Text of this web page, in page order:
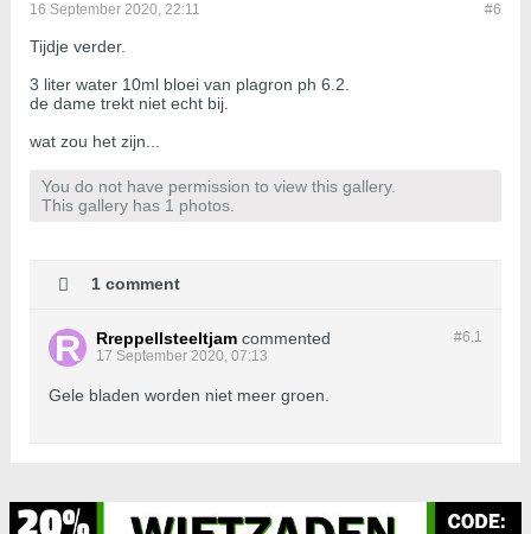
#6
16 September 2020, 22:11
Tijdje verder.
3 liter water 10ml bloei van plagron ph 6.2.
de dame trekt niet echt bij.
wat zou het zijn...
You do not have permission to view this gallery.
This gallery has 1 photos.
1 comment
#6.1
Rreppellsteeltjam commented
17 September 2020, 07:13
Gele bladen worden niet meer groen.